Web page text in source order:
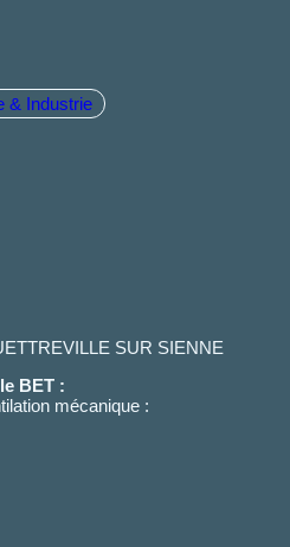
& Industrie
SUR SIENNE
BET :
mécanique :